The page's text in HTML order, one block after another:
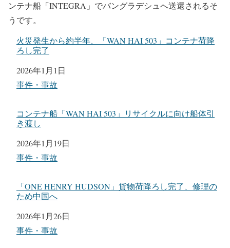
いずれにしても、バングラデシュからマレーシアまで
1,600海里(約2,900km)を移動し、コンテナの中で5日間閉じ
込められながら生き延びた少年の生命力には驚き。
ンテナ船「INTEGRA」でバングラデシュへ送還されるそ
うです。
火災発生から約半年、「WAN HAI 503」コンテナ荷降
ろし完了
日付
2026年1月1日
関連理由
事件・事故
コンテナ船「WAN HAI 503」リサイクルに向け船体引
き渡し
日付
2026年1月19日
関連理由
事件・事故